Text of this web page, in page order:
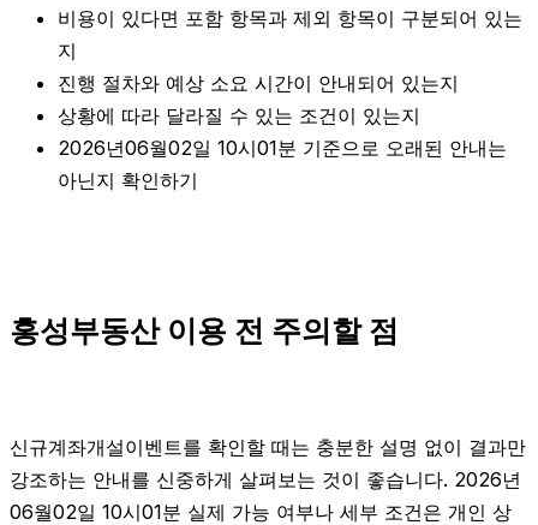
비용이 있다면 포함 항목과 제외 항목이 구분되어 있는
지
진행 절차와 예상 소요 시간이 안내되어 있는지
상황에 따라 달라질 수 있는 조건이 있는지
2026년06월02일 10시01분 기준으로 오래된 안내는
아닌지 확인하기
홍성부동산 이용 전 주의할 점
신규계좌개설이벤트를 확인할 때는 충분한 설명 없이 결과만
강조하는 안내를 신중하게 살펴보는 것이 좋습니다. 2026년
06월02일 10시01분 실제 가능 여부나 세부 조건은 개인 상